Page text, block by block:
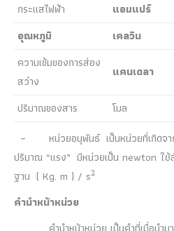
กระแสไฟฟ้า
แอมแปร์
อุณหภูมิ
เคลวิน
ความเข้มของการส่อง
สว่าง
แคนเดลา
ปริมาณของสาร โมล
– หน่วยอนุพันธ์ เป็นหน่วยที่เกิดจาก
ปริมาณ “แรง” มีหน่วยเป็น newton
ฐาน ( Kg. m ) / s2
คำนำหน้าหน่วย